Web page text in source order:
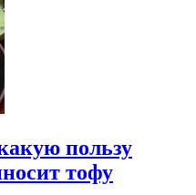
пользу
тофу